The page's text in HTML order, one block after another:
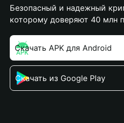
Безопасный и надежный
которому доверяют 40 млн
Скачать APK для Android
Скачать из Google Play